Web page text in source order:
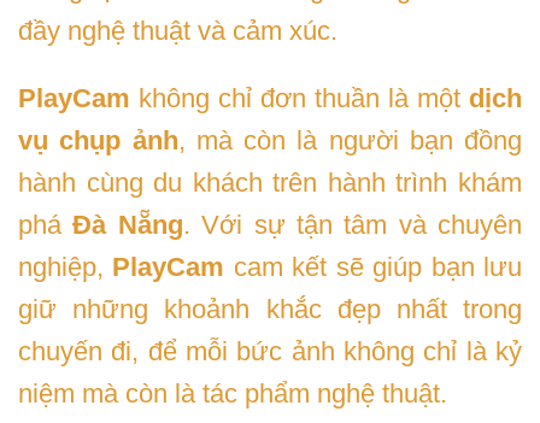
đầy nghệ thuật và cảm xúc.
PlayCam không chỉ đơn thuần là một dịch
vụ chụp ảnh, mà còn là người bạn đồng
hành cùng du khách trên hành trình khám
pháĐà Nẵng. Với sự tận tâm và chuyên
nghiệp, PlayCam cam kết sẽ giúp bạn lưu
giữ những khoảnh khắc đẹp nhất trong
chuyến đi, để mỗi bức ảnh không chỉ là kỷ
niệm mà còn là tác phẩm nghệ thuật.